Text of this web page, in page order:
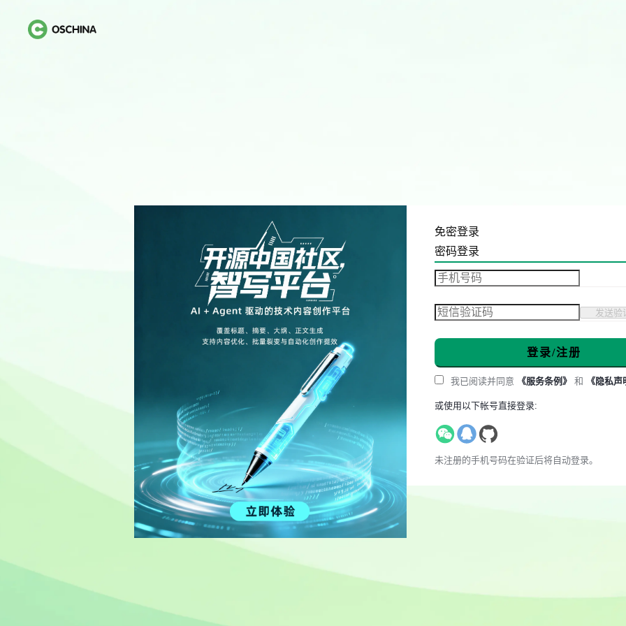
免密登录
密码登录
发送验
登录/注册
我已阅读并同意 《服务条例》 和 《隐私声
或使用以下帐号直接登录:
未注册的手机号码在验证后将自动登录。